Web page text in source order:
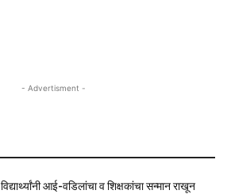
- Advertisment -
विद्यार्थ्यांनी आई-वडिलांचा व शिक्षकांचा सन्मान राखून